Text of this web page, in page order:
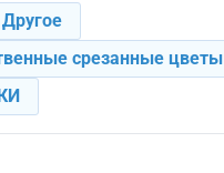
срезанные цветы